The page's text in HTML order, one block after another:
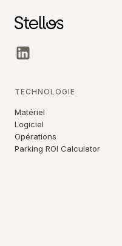
TECHNOLOGIE
Matériel
Logiciel
Opérations
Parking ROI Calculator